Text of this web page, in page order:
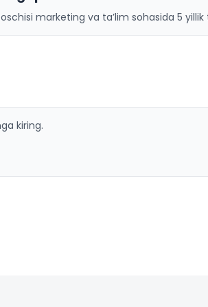
marketing va ta’lim sohasida 5
kiring.